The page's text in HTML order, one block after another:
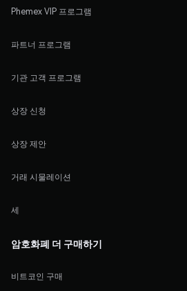
Phemex VIP 프로그램
파트너 프로그램
기관 고객 프로그램
상장 신청
상장 제안
거래 시물레이션
세
암호화폐 더 구매하기
비트코인 구매